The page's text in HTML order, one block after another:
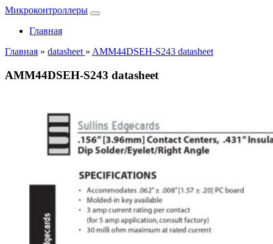
Микроконтроллеры
Главная
Главная » datasheet » AMM44DSEH-S243 datasheet
AMM44DSEH-S243 datasheet